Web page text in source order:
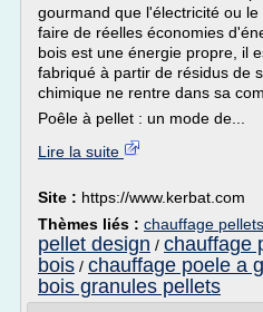
gourmand que l'électricité ou
faire de réelles économies
bois est une énergie propre, il
fabriqué à partir de résidus de
chimique ne rentre dans sa
Poêle à pellet : un mode de...
Lire la suite
Site : https://www.kerbat.com
Thèmes liés : chauffage
pellet design / chauffage
bois / chauffage poele a
bois granules pellets